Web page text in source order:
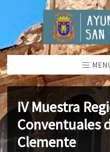
IV Muestra
Conventuales
Clemente